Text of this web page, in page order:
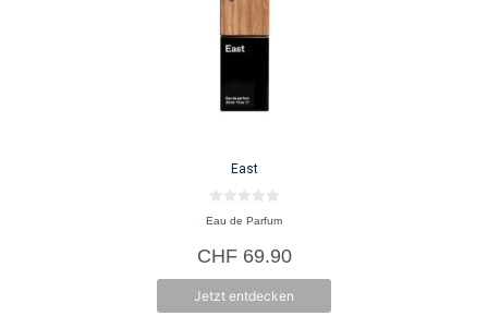
East
0
v
n
5
Eau de Parfum
CHF69.90
Jetzt entdecken